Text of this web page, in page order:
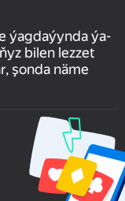
ýagdaýynda ýa-
bilen lezzet
şonda näme